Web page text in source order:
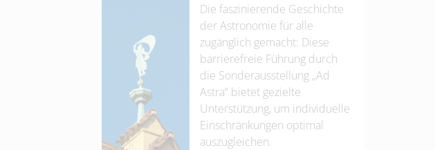
Die faszinierende Geschichte
der Astronomie für alle
zugänglich gemacht: Diese
barrierefreie Führung durch
die Sonderausstellung „Ad
Astra“ bietet gezielte
Unterstützung, um individuelle
Einschränkungen optimal
auszugleichen.